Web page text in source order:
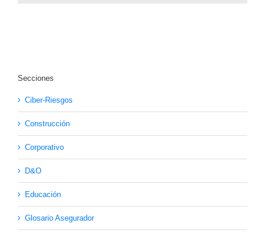
Secciones
Ciber-Riesgos
Construcción
Corporativo
D&O
Educación
Glosario Asegurador